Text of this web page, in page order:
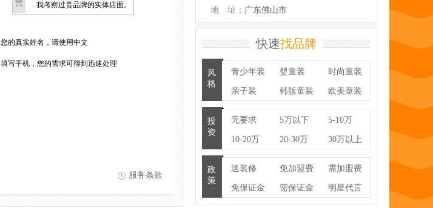
我考察过贵品牌的实体店面。
您的真实姓名，请使用中文
填写手机，您的需求可得到迅速处理
服务条款
地 址： 广东佛山市
快速找品牌
风
格
青少年装 婴童装 时尚童装
亲子装 韩版童装 欧美童装
潮牌 童鞋
投
资
无要求 5万以下 5-10万
10-20万 20-30万 30万以上
政
策
送装修 免加盟费 需加盟费
免保证金 需保证金 明星代言